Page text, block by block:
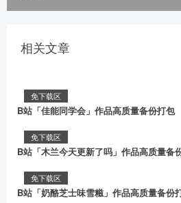
相关文章
免下载区
B站「佳能同学会」作品高质量备份打包
免下载区
B站「木兰今天更新了吗」作品高质量备
免下载区
B站「奶酪芝士味雪糍」作品高质量备份